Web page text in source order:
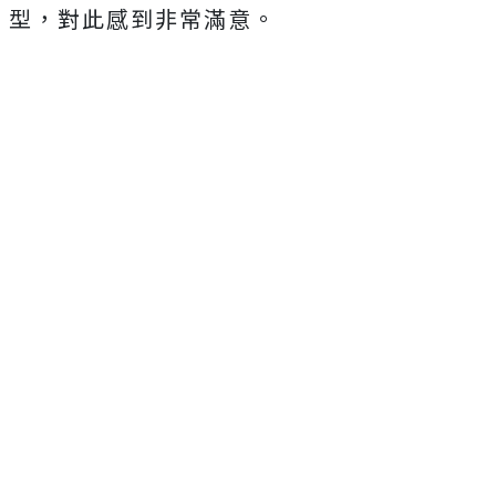
型，對此感到非常滿意。